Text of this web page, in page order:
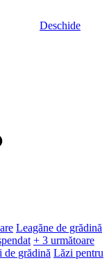
Deschide
Leagăne de grădină
+ 3 următoare
de grădină Lăzi pentru